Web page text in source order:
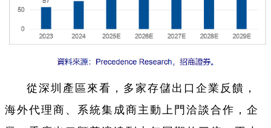
從深圳產區來看，多家存儲出口企業反饋，
海外代理商、系統集成商主動上門洽談合作，企